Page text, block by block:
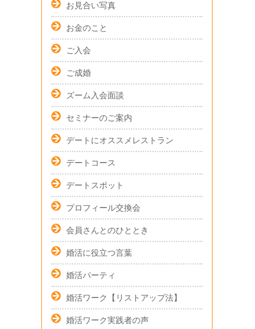
お見合い写真
お金のこと
ご入会
ご成婚
ズーム入会面談
セミナーのご案内
デートにオススメレストラン
デートコース
デートスポット
プロフィール交換会
会員さんとのひととき
婚活に役立つ言葉
婚活パーティ
婚活ワーク【リストアップ法】
婚活ワーク実践者の声